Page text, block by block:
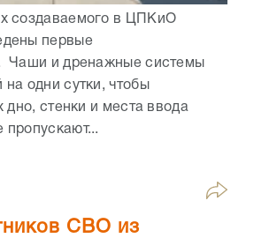
создаваемого в ЦПКиО
первые
Чаши и дренажные системы
на одни сутки, чтобы
дно, стенки и места ввода
пропускают...
СВО из